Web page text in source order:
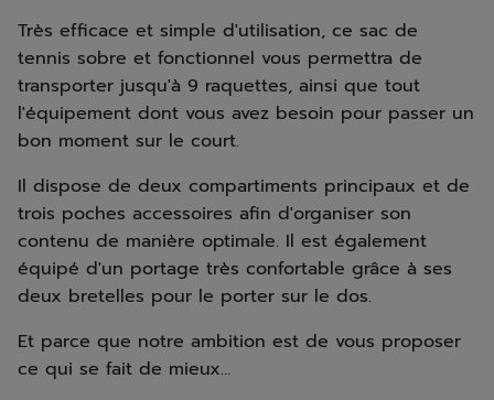
Très efficace et simple d'utilisation, ce sac de
tennis sobre et fonctionnel vous permettra de
transporter jusqu'à 9 raquettes, ainsi que tout
l'équipement dont vous avez besoin pour passer un
bon moment sur le court.
Il dispose de deux compartiments principaux et de
trois poches accessoires afin d'organiser son
contenu de manière optimale. Il est également
équipé d'un portage très confortable grâce à ses
deux bretelles pour le porter sur le dos.
Et parce que notre ambition est de vous proposer
ce qui se fait de mieux…